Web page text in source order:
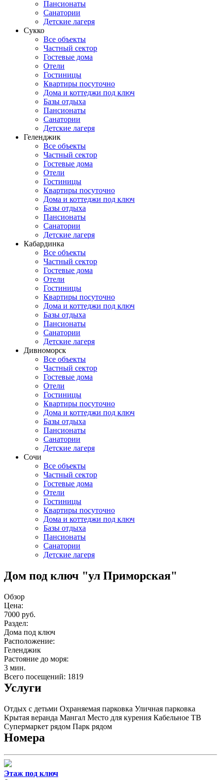
Пансионаты
Санатории
Детские лагеря
Сукко
Все объекты
Частный сектор
Гостевые дома
Отели
Гостиницы
Квартиры посуточно
Дома и коттеджи под ключ
Базы отдыха
Пансионаты
Санатории
Детские лагеря
Геленджик
Все объекты
Частный сектор
Гостевые дома
Отели
Гостиницы
Квартиры посуточно
Дома и коттеджи под ключ
Базы отдыха
Пансионаты
Санатории
Детские лагеря
Кабардинка
Все объекты
Частный сектор
Гостевые дома
Отели
Гостиницы
Квартиры посуточно
Дома и коттеджи под ключ
Базы отдыха
Пансионаты
Санатории
Детские лагеря
Дивноморск
Все объекты
Частный сектор
Гостевые дома
Отели
Гостиницы
Квартиры посуточно
Дома и коттеджи под ключ
Базы отдыха
Пансионаты
Санатории
Детские лагеря
Сочи
Все объекты
Частный сектор
Гостевые дома
Отели
Гостиницы
Квартиры посуточно
Дома и коттеджи под ключ
Базы отдыха
Пансионаты
Санатории
Детские лагеря
Дом под ключ "ул Приморская"
Обзор
Цена:
7000 руб.
Раздел:
Дома под ключ
Расположение:
Геленджик
Растояние до моря:
3 мин.
Всего посещений: 1819
Услуги
Отдых с детьми Охраняемая парковка Уличная парковка
Крытая веранда Мангал Место для курения Кабельное ТВ
Супермаркет рядом Парк рядом
Номера
Этаж под ключ